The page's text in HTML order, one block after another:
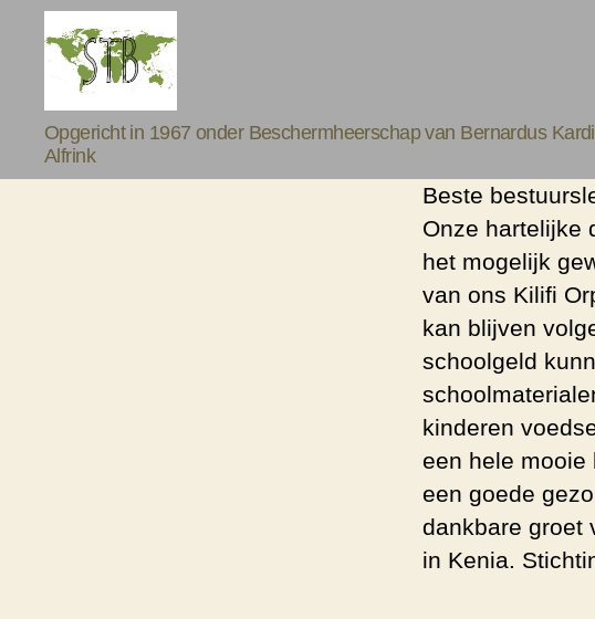
Stichting
Thuisfront
Braem
Opgericht in 1967 onder Beschermheerschap van Bernardus
Alfrink
Beste
Onze hartelijke
het mogelijk
van ons Kilifi
kan blijven
schoolgeld
kinderen
een hele mooie
een goede
dankbare groet
in Kenia.